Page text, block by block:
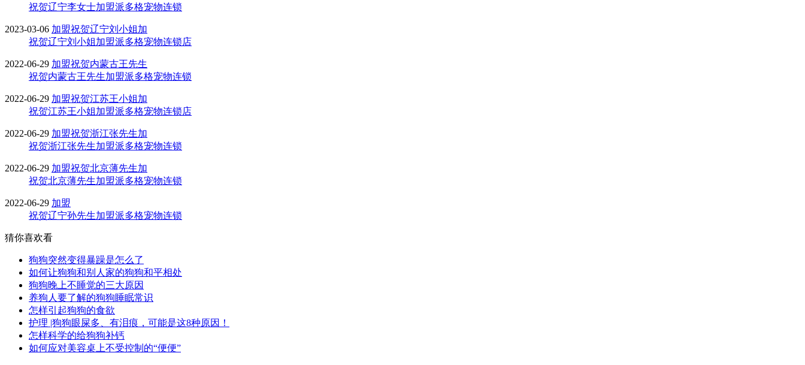
祝贺辽宁李女士加盟派多格宠物连锁
2023-03-06 加盟祝贺辽宁刘小姐加
祝贺辽宁刘小姐加盟派多格宠物连锁店
2022-06-29 加盟祝贺内蒙古王先生
祝贺内蒙古王先生加盟派多格宠物连锁
2022-06-29 加盟祝贺江苏王小姐加
祝贺江苏王小姐加盟派多格宠物连锁店
2022-06-29 加盟祝贺浙江张先生加
祝贺浙江张先生加盟派多格宠物连锁
2022-06-29 加盟祝贺北京薄先生加
祝贺北京薄先生加盟派多格宠物连锁
2022-06-29 加盟
祝贺辽宁孙先生加盟派多格宠物连锁
猜你喜欢看
狗狗突然变得暴躁是怎么了
如何让狗狗和别人家的狗狗和平相处
狗狗晚上不睡觉的三大原因
养狗人要了解的狗狗睡眠常识
怎样引起狗狗的食欲
护理 |狗狗眼屎多、有泪痕，可能是这8种原因！
怎样科学的给狗狗补钙
如何应对美容桌上不受控制的“便便”